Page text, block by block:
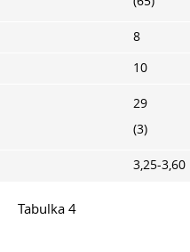
8
10
29
(3)
3,25-3,60
Tabulka 4